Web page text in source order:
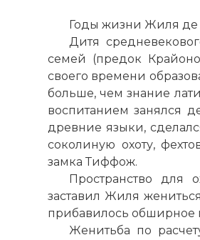
Годы жизни Жиля де
Дитя
семей (предок
своего времени
больше, чем знание
воспитанием занялся
древние языки,
соколиную охоту,
замка Тиффож.
Пространство для
заставил Жиля
прибавилось обширное
Женитьба по